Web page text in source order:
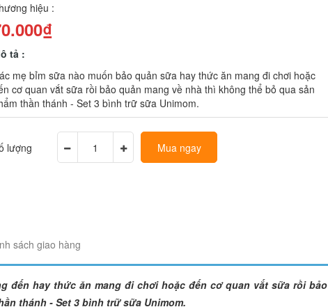
hiệu :
tả :
mẹ bỉm sữa nào muốn bảo quản sữa hay thức ăn mang đi chơi hoặc
cơ quan vắt sữa rồi bảo quản mang về nhà thì không thể bỏ qua sản
thần thánh - Set 3 bình trữ sữa Unimom.
lượng Mua ngay
sách giao hàng
đến hay thức ăn mang đi chơi hoặc đến cơ quan vắt sữa rồi bảo
thánh - Set 3 bình trữ sữa Unimom.